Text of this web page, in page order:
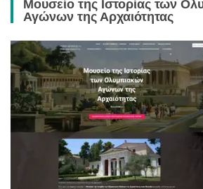
Μουσείο της Ιστορίας των
Αγώνων της Αρχαιότητας